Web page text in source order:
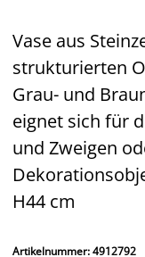
Vase aus
strukturierten
Grau- und
eignet sich für
und Zweigen
H44 cm
Artikelnummer: 4912792